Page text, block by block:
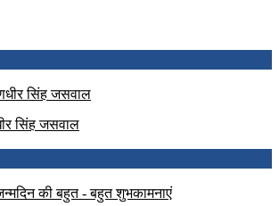
सिंह जसवाल